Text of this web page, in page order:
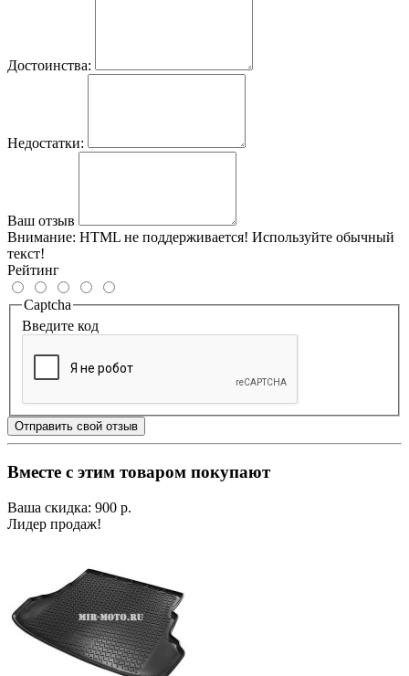
Достоинства:
Недостатки:
Ваш отзыв
Внимание: HTML не поддерживается! Используйте обычный
текст!
Рейтинг
Captcha
Введите код
Отправить свой отзыв
Вместе с этим товаром покупают
Ваша скидка: 900 р.
Лидер продаж!